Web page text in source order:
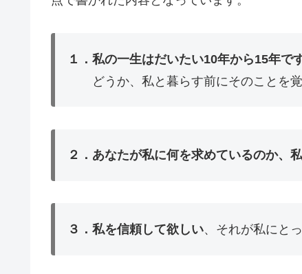
１．私の一生はだいたい10年から15年で
どうか、私と暮らす前にそのことを覚
２．あなたが私に何を求めているのか、
３．私を信頼して欲しい、それが私にと